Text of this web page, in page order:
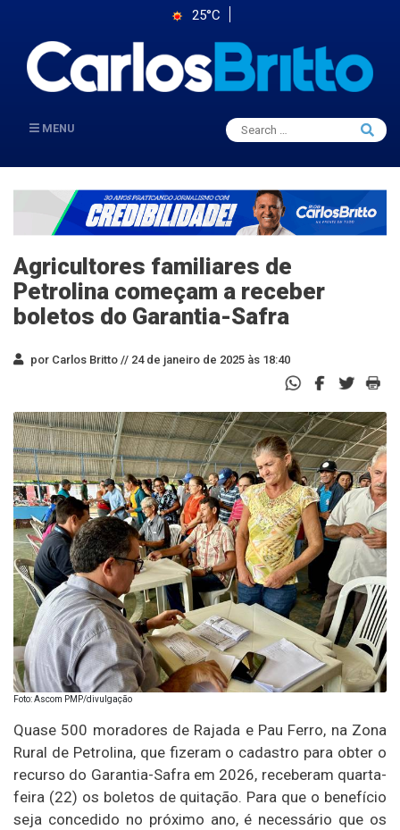
25°C
MENU
Search
for:
Search
Agricultores familiares de
Petrolina começam a receber
boletos do Garantia-Safra
por Carlos Britto // 24 de janeiro de 2025 às 18:40
Foto: Ascom PMP/divulgação
Quase 500 moradores de Rajada e Pau Ferro, na Zona
Rural de Petrolina, que fizeram o cadastro para obter o
recurso do Garantia-Safra em 2026, receberam quarta-
feira (22) os boletos de quitação. Para que o benefício
seja concedido no próximo ano, é necessário que os